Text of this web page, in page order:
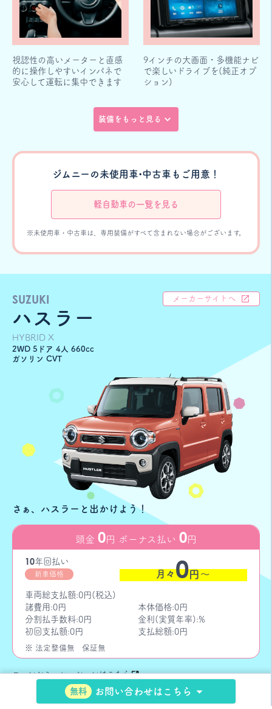
視認性の高いメーターと直感
的に操作しやすいインパネで
安心して運転に集中できます
9インチの大画面・多機能ナビ
で楽しいドライブを(純正オプ
ション)
装備をもっと見る
ジムニーの未使用車•中古車もご用意！
軽自動車の一覧を見る
※未使用車・中古車は、専用装備がすべて含まれない場合がございます。
SUZUKI
ハスラー
HYBRID X
2WD 5ドア 4人 660cc
ガソリン CVT
メーカーサイトへ
さぁ、ハスラーと出かけよう！
頭金 0円 ボーナス払い 0円
10年回払い
新車価格 月々0円〜
車両総支払額:0円(税込)
諸費用:0円
本体価格:0円
分割払手数料:0円
金利(実質年率):%
初回支払額:0円
支払総額:0円
※ 法定整備無保証無
ローンシミュレーションはこちら
無料 お問い合わせはこちら
無料 お問い合わせはこちら